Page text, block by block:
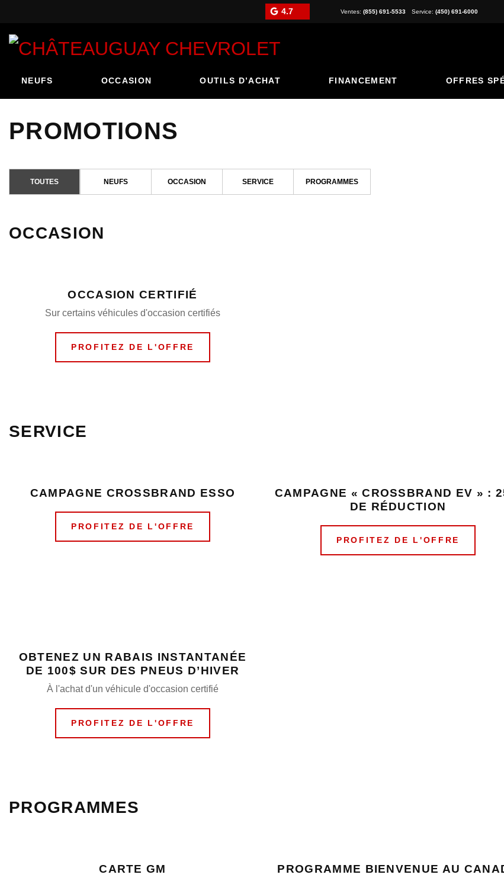
4.7 Ventes: (855) 691-5533 Service: (450) 691-6000
NEUFS OCCASION OUTILS D’ACHAT FINANCEMENT OFFRES
PROMOTIONS
TOUTES NEUFS OCCASION SERVICE PROGRAMMES
OCCASION
OCCASION CERTIFIÉ
Sur certains véhicules d'occasion certifiés
PROFITEZ DE L'OFFRE
SERVICE
CAMPAGNE CROSSBRAND ESSO
PROFITEZ DE L'OFFRE
CAMPAGNE « CROSSBRAND EV » :
DE RÉDUCTION
PROFITEZ DE L'OFFRE
OBTENEZ UN RABAIS INSTANTANÉE
DE 100$ SUR DES PNEUS D’HIVER
À l'achat d'un véhicule d'occasion certifié
PROFITEZ DE L'OFFRE
PROGRAMMES
CARTE GM PROGRAMME BIENVENUE AU